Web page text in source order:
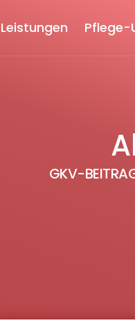
Leistungen Pflege-
GKV-